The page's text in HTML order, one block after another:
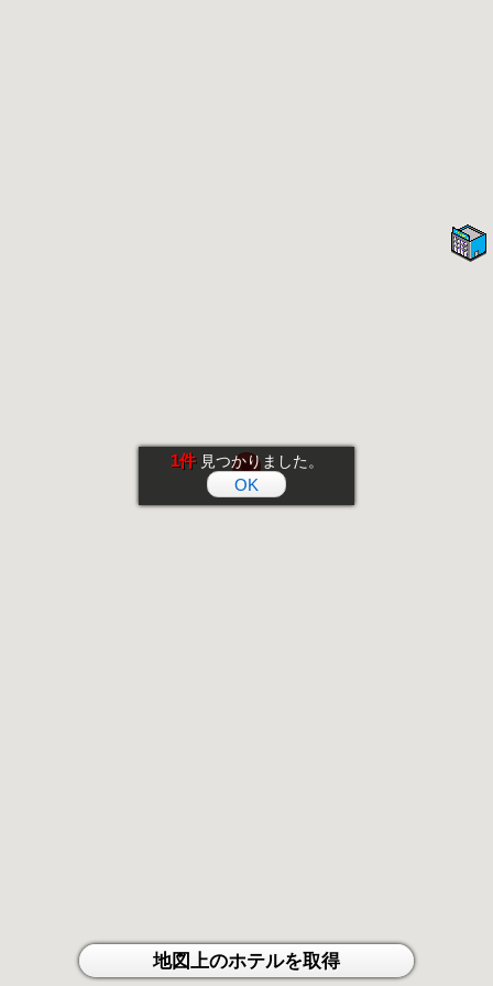
1件見つかりました。
OK
地図上のホテルを取得